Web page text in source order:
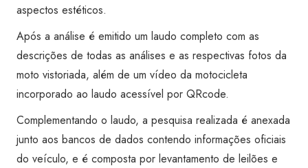
aspectos estéticos.
Após a análise é emitido um laudo completo com as
descrições de todas as análises e as respectivas fotos da
moto vistoriada, além de um vídeo da motocicleta
incorporado ao laudo acessível por QRcode.
Complementando o laudo, a pesquisa realizada é anexada
junto aos bancos de dados contendo informações oficiais
do veículo, e é composta por levantamento de leilões e